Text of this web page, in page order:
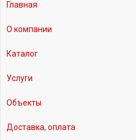
Главная
О компании
Каталог
Услуги
Объекты
Доставка, оплата